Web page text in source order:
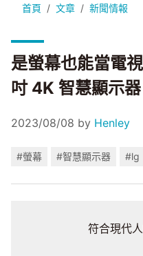
首頁 文章 新聞情報
是螢幕也能當電視！LG
是螢幕也能當電
吋 4K 智慧顯示器
2023/08/08 by Henley
#螢幕 #智慧顯示器 #lg
符合現代